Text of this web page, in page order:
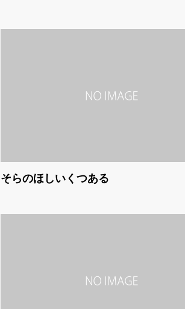
そらのほしいくつある